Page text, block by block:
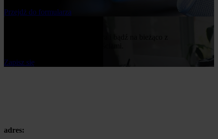
Przejdż do formularza
Zapisz się
adres: